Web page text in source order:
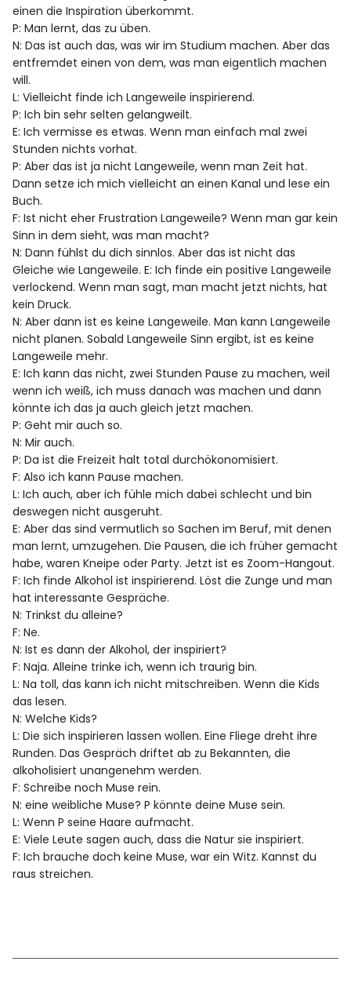
einen die Inspiration überkommt.
P: Man lernt, das zu üben.
N: Das ist auch das, was wir im Studium machen. Aber das
entfremdet einen von dem, was man eigentlich machen
will.
L: Vielleicht finde ich Langeweile inspirierend.
P: Ich bin sehr selten gelangweilt.
E: Ich vermisse es etwas. Wenn man einfach mal zwei
Stunden nichts vorhat.
P: Aber das ist ja nicht Langeweile, wenn man Zeit hat.
Dann setze ich mich vielleicht an einen Kanal und lese ein
Buch.
F: Ist nicht eher Frustration Langeweile? Wenn man gar kein
Sinn in dem sieht, was man macht?
N: Dann fühlst du dich sinnlos. Aber das ist nicht das
Gleiche wie Langeweile. E: Ich finde ein positive Langeweile
verlockend. Wenn man sagt, man macht jetzt nichts, hat
kein Druck.
N: Aber dann ist es keine Langeweile. Man kann Langeweile
nicht planen. Sobald Langeweile Sinn ergibt, ist es keine
Langeweile mehr.
E: Ich kann das nicht, zwei Stunden Pause zu machen, weil
wenn ich weiß, ich muss danach was machen und dann
könnte ich das ja auch gleich jetzt machen.
P: Geht mir auch so.
N: Mir auch.
P: Da ist die Freizeit halt total durchökonomisiert.
F: Also ich kann Pause machen.
L: Ich auch, aber ich fühle mich dabei schlecht und bin
deswegen nicht ausgeruht.
E: Aber das sind vermutlich so Sachen im Beruf, mit denen
man lernt, umzugehen. Die Pausen, die ich früher gemacht
habe, waren Kneipe oder Party. Jetzt ist es Zoom-Hangout.
F: Ich finde Alkohol ist inspirierend. Löst die Zunge und man
hat interessante Gespräche.
N: Trinkst du alleine?
F: Ne.
N: Ist es dann der Alkohol, der inspiriert?
F: Naja. Alleine trinke ich, wenn ich traurig bin.
L: Na toll, das kann ich nicht mitschreiben. Wenn die Kids
das lesen.
N: Welche Kids?
L: Die sich inspirieren lassen wollen. Eine Fliege dreht ihre
Runden. Das Gespräch driftet ab zu Bekannten, die
alkoholisiert unangenehm werden.
F: Schreibe noch Muse rein.
N: eine weibliche Muse? P könnte deine Muse sein.
L: Wenn P seine Haare aufmacht.
E: Viele Leute sagen auch, dass die Natur sie inspiriert.
F: Ich brauche doch keine Muse, war ein Witz. Kannst du
raus streichen.